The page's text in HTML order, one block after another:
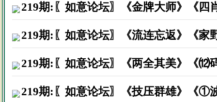
219期:〖如意论坛〗《金牌大师》《四
219期:〖如意论坛〗《流连忘返》《家
219期:〖如意论坛〗《两全其美》《⑿
219期:〖如意论坛〗《技压群雄》《①